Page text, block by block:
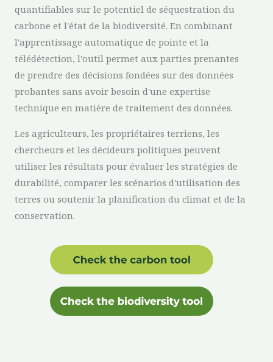
quantifiables sur le potentiel de séquestration du
carbone et l'état de la biodiversité. En combinant
l'apprentissage automatique de pointe et la
télédétection, l'outil permet aux parties prenantes
de prendre des décisions fondées sur des données
probantes sans avoir besoin d'une expertise
technique en matière de traitement des données.
Les agriculteurs, les propriétaires terriens, les
chercheurs et les décideurs politiques peuvent
utiliser les résultats pour évaluer les stratégies de
durabilité, comparer les scénarios d'utilisation des
terres ou soutenir la planification du climat et de la
conservation.